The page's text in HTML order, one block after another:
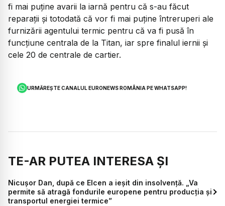
fi mai puține avarii la iarnă pentru că s-au făcut
reparații și totodată că vor fi mai puține întreruperi ale
furnizării agentului termic pentru că va fi pusă în
funcțiune centrala de la Titan, iar spre finalul iernii și
cele 20 de centrale de cartier.
URMĂREȘTE CANALUL EURONEWS ROMÂNIA PE WHATSAPP!
TE-AR PUTEA INTERESA ȘI
Nicușor Dan, după ce Elcen a ieșit din insolvență. „Va
permite să atragă fondurile europene pentru producția și
transportul energiei termice”